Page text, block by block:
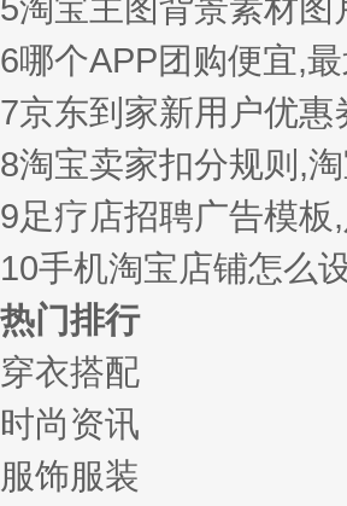
6哪个APP团购便宜,
7京东到家新用户优
8淘宝卖家扣分规则,
9足疗店招聘广告模
10手机淘宝店铺怎么
热门排行
穿衣搭配
时尚资讯
服饰服装